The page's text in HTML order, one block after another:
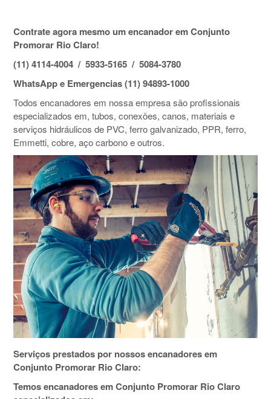
Contrate agora mesmo um encanador em Conjunto
Promorar Rio Claro!
(11) 4114-4004 / 5933-5165 / 5084-3780
WhatsApp e Emergencias (11) 94893-1000
Todos encanadores em nossa empresa são profissionais
especializados em, tubos, conexões, canos, materiais e
serviços hidráulicos de PVC, ferro galvanizado, PPR, ferro,
Emmetti, cobre, aço carbono e outros.
Serviços prestados por nossos encanadores em
Conjunto Promorar Rio Claro:
Temos encanadores em Conjunto Promorar Rio Claro